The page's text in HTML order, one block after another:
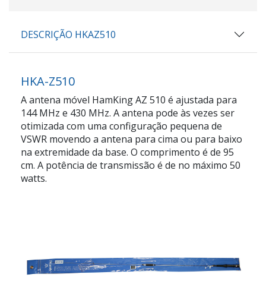
DESCRIÇÃO HKAZ510
HKA-Z510
A antena móvel HamKing AZ 510 é ajustada para
144 MHz e 430 MHz. A antena pode às vezes ser
otimizada com uma configuração pequena de
VSWR movendo a antena para cima ou para baixo
na extremidade da base. O comprimento é de 95
cm. A potência de transmissão é de no máximo 50
watts.